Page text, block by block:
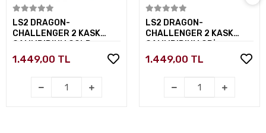
Sepete Ekle
LS2 DRAGON-
CHALLENGER 2 KASK
CAMI IRIDIUM GOLD
1.449,00 TL
Sepete Ekle
LS2 DRAGON-
CHALLENGER 2 KASK
CAMI IRIDIUM GRİ
1.449,00 TL